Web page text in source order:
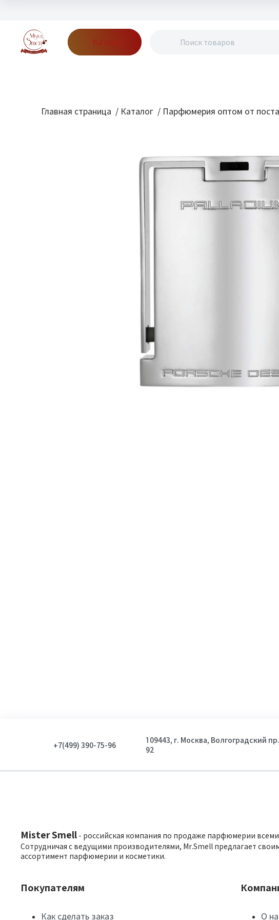
Каталог
Главная страница / Каталог / Парфюмерия оптом от
+7(499) 390-75-96
109443, г. Москва, Волгоградский
92
Mister Smell - российская компания по продаже парфюмерии
Сотрудничая с ведущими производителями, Mr.Smell предлагает
ассортимент парфюмерии и косметики.
Покупателям
Как сделать заказ О